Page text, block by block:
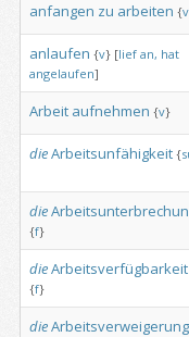
anfangen zu arbeiten {v
anlaufen {v} [lief an, hat
angelaufen]
Arbeit aufnehmen {v}
dieArbeitsunfähigkeit {
die
{f}
dieArbeitsverfügbarkeit
{f}
dieArbeitsverweigerung